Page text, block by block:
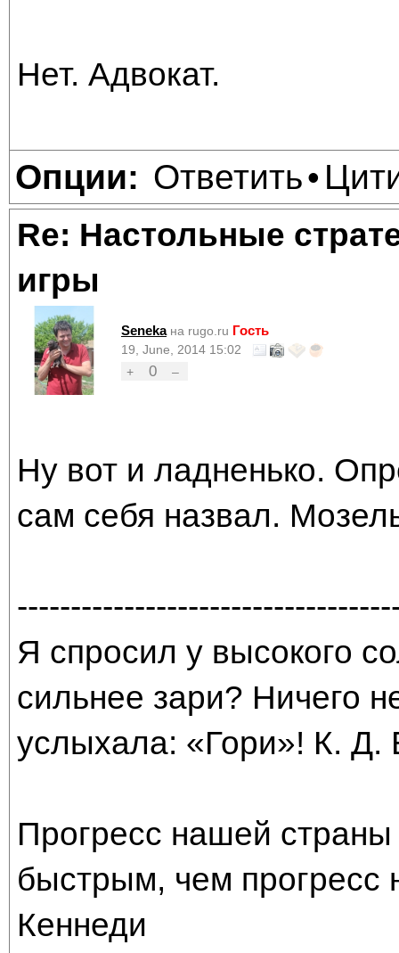
Нет. Адвокат.
Опции: Ответить•
Re: Настольные
игры
Seneka на rugo.ru Гость
19, June, 2014 15:02
+
0 –
Ну вот и ладненько.
сам себя назвал.
Я спросил у высокого
сильнее зари? Ничего
услыхала: «Гори»! К. Д.
Прогресс нашей
быстрым, чем прогресс
Кеннеди